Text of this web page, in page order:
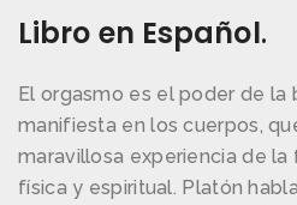
Libro en Español.
El orgasmo es el poder de la
manifiesta en los cuerpos,
maravillosa experiencia de la
física y espiritual. Platón